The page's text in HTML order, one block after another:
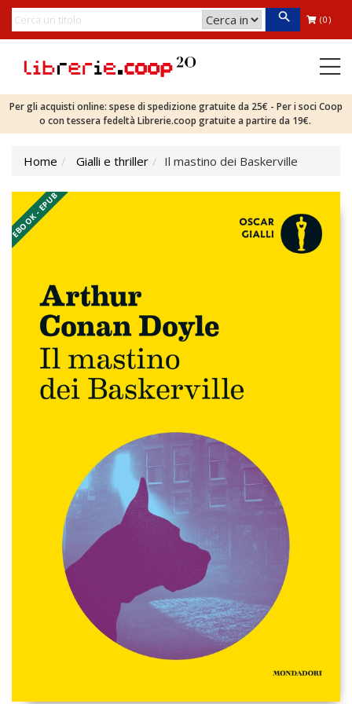
(0)
Per gli acquisti online: spese di spedizione gratuite da 25€ - Per i soci Coop
o con tessera fedeltà Librerie.coop gratuite a partire da 19€.
Home Gialli e thriller Il mastino dei Baskerville
EBOOK - EPUB